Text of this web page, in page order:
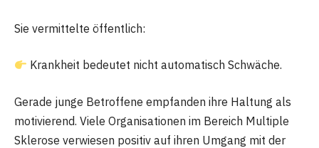
Sie vermittelte öffentlich:
Krankheit bedeutet nicht automatisch Schwäche.
Gerade junge Betroffene empfanden ihre Haltung als
motivierend. Viele Organisationen im Bereich Multiple
Sklerose verwiesen positiv auf ihren Umgang mit der